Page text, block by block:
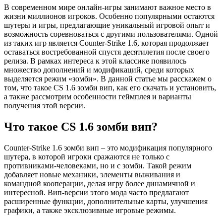
В современном мире онлайн-игры занимают важное место в
жизни миллионов игроков. Особенно популярными остаются
шутеры и игры, предлагающие уникальный игровой опыт и
возможность соревноваться с другими пользователями. Одной
из таких игр является Counter-Strike 1.6, которая продолжает
оставаться востребованной спустя десятилетия после своего
релиза. В рамках интереса к этой классике появилось
множество дополнений и модификаций, среди которых
выделяется режим «зомби». В данной статье мы расскажем о
том, что такое CS 1.6 зомби вип, как его скачать и установить,
а также рассмотрим особенности геймплея и варианты
получения этой версии.
Что такое CS 1.6 зомби вип?
Counter-Strike 1.6 зомби вип – это модификация популярного
шутера, в которой игроки сражаются не только с
противниками-человеками, но и с зомби. Такой режим
добавляет новые механики, элементы выживания и
командной кооперации, делая игру более динамичной и
интересной. Вип-версии этого мода часто предлагают
расширенные функции, дополнительные карты, улучшения
графики, а также эксклюзивные игровые режимы.